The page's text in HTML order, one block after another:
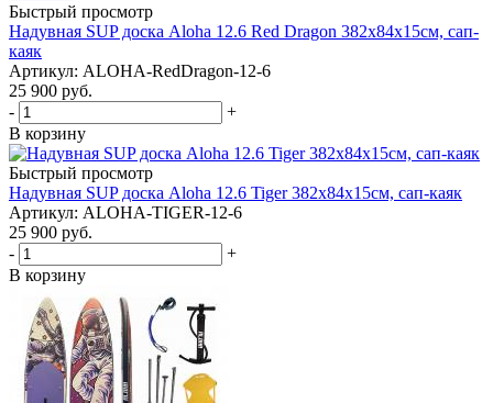
Быстрый просмотр
Надувная SUP доска Aloha 12.6 Red Dragon 382x84x15см, сап-
каяк
Артикул: ALOHA-RedDragon-12-6
25 900 руб.
-
+
В корзину
Быстрый просмотр
Надувная SUP доска Aloha 12.6 Tiger 382x84x15см, сап-каяк
Артикул: ALOHA-TIGER-12-6
25 900 руб.
-
+
В корзину